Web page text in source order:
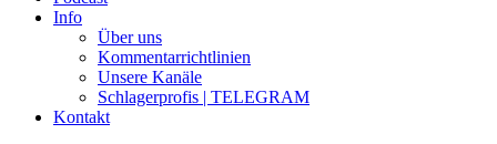
Info
Über uns
Kommentarrichtlinien
Unsere Kanäle
Schlagerprofis | TELEGRAM
Kontakt